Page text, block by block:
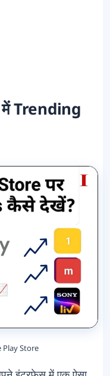
Trending
Play Store